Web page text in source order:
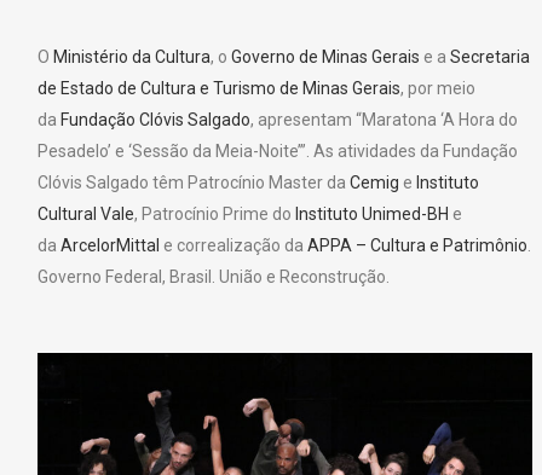
O Ministério da Cultura, o Governo de Minas Gerais e a Secretaria
de Estado de Cultura e Turismo de Minas Gerais, por meio
da Fundação Clóvis Salgado, apresentam “Maratona ‘A Hora do
Pesadelo’ e ‘Sessão da Meia-Noite’”. As atividades da Fundação
Clóvis Salgado têm Patrocínio Master da Cemig e Instituto
Cultural Vale, Patrocínio Prime do Instituto Unimed-BH e
da ArcelorMittal e correalização da APPA – Cultura e Patrimônio
Governo Federal, Brasil. União e Reconstrução.